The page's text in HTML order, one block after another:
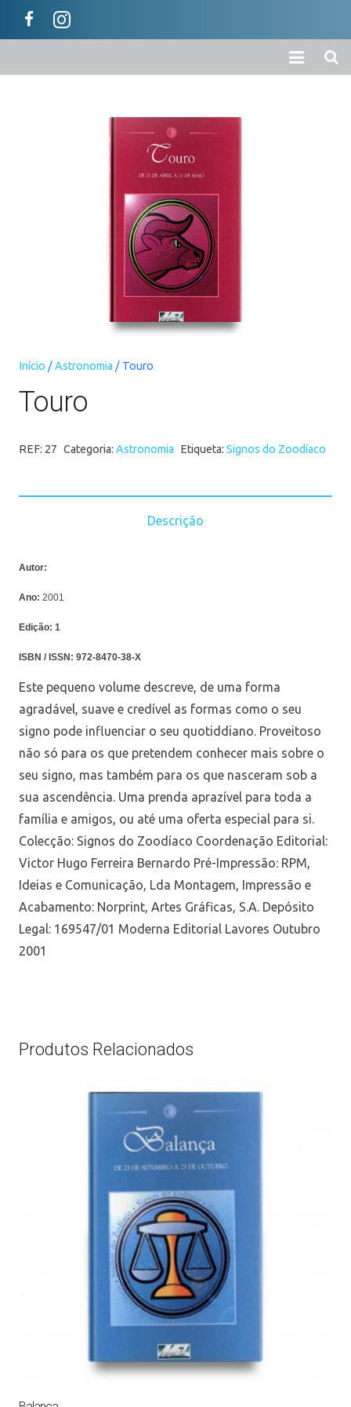
Ajuda / Informações
Início /Astronomia / Touro
Touro
REF: 27 Categoria: Astronomia Etiqueta: Signos do Zoodíaco
Descrição
Autor:
Ano: 2001
Edição: 1
ISBN / ISSN: 972-8470-38-X
Este pequeno volume descreve, de uma forma
agradável, suave e credível as formas como o seu
signo pode influenciar o seu quotiddiano. Proveitoso
não só para os que pretendem conhecer mais sobre o
seu signo, mas também para os que nasceram sob a
sua ascendência. Uma prenda aprazível para toda a
família e amigos, ou até uma oferta especial para si.
Colecção: Signos do Zoodíaco Coordenação Editorial:
Victor Hugo Ferreira Bernardo Pré-Impressão: RPM,
Ideias e Comunicação, Lda Montagem, Impressão e
Acabamento: Norprint, Artes Gráficas, S.A. Depósito
Legal: 169547/01 Moderna Editorial Lavores Outubro
2001
Produtos Relacionados